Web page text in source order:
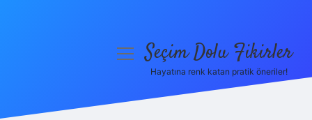
menüyüSeçim Dolu Fikirler
Hayatına renk katan pratik öneriler!